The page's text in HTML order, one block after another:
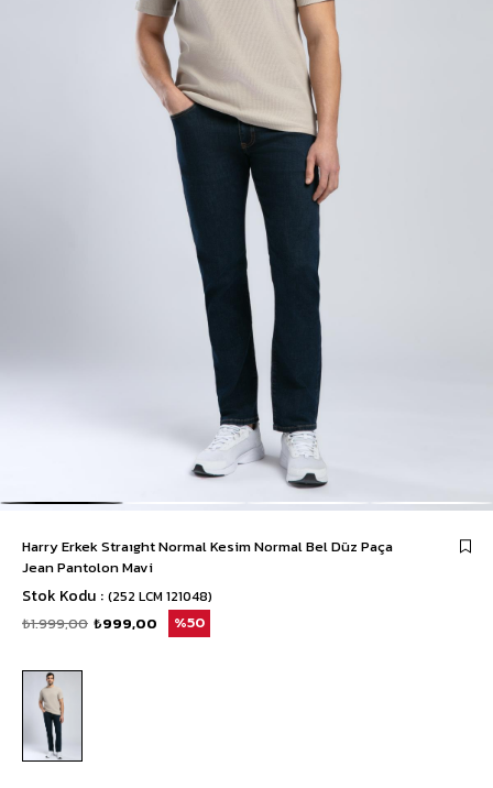
Harry Erkek Straıght Normal Kesim Normal Bel Düz Paça
Jean Pantolon Mavi
Stok Kodu (252 LCM 121048)
₺1.999,00 ₺999,00 50